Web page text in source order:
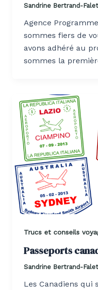
Sandrine Bertrand-Falet
Agence
sommes fiers de
avons adhéré au
sommes la
Trucs et conseils
Passeports
Sandrine Bertrand-Falet
Les Canadiens qui